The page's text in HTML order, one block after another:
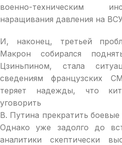
военно-техническим
наращивания давления на
И, наконец, третьей
Макрон собирался
Цзиньпином, стала
сведениям французских
теряет надежды, что
уговорить
В. Путина прекратить
Однако уже задолго до
аналитики скептически